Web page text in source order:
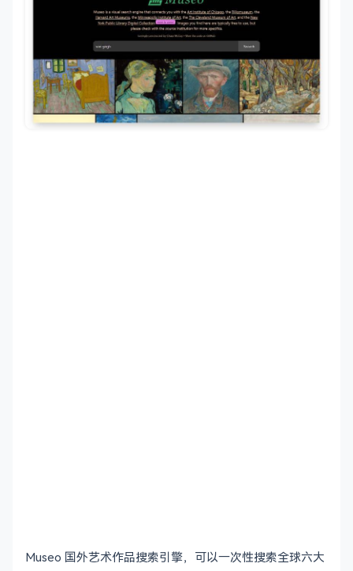
Museo 国外艺术作品搜索引擎，可以一次性搜索全球六大